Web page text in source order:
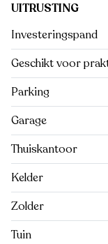
UITRUSTING
Investeringspand
Geschikt voor
Parking
Garage
Thuiskantoor
Kelder
Zolder
Tuin